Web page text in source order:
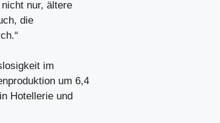
nur, ältere
die
im
um 6,4
Hotellerie und